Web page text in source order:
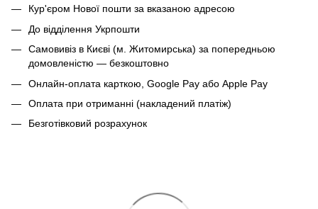
Кур'єром Нової пошти за вказаною адресою
До відділення Укрпошти
Самовивіз в Києві (м. Житомирська) за попередньою
домовленістю — безкоштовно
Онлайн-оплата карткою, Google Pay або Apple Pay
Оплата при отриманні (накладений платіж)
Безготівковий розрахунок